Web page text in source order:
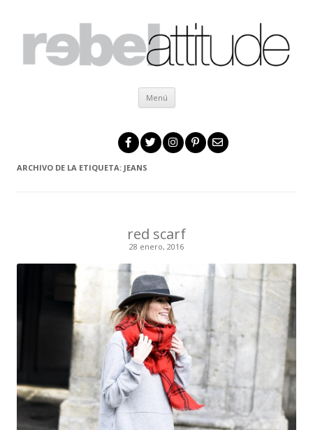
Menú Ir al contenido
ARCHIVO DE LA ETIQUETA: JEANS
red scarf
28 enero, 2016